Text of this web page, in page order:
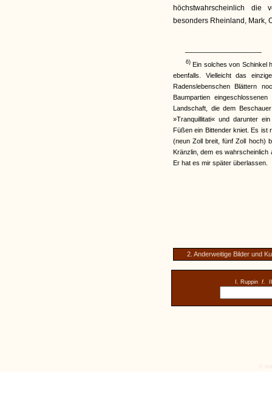
höchstwahrscheinlich die
besonders Rheinland, Mark,
6) Ein solches von Schinkel
ebenfalls. Vielleicht das
Radenslebenschen Blättern
Baumpartien
Landschaft, die dem
»Tranquillitati« und darunter
Füßen ein Bittender kniet. Es ist
(neun Zoll breit, fünf Zoll hoch)
Kränzlin, dem es
Er hat es mir später überlassen.
2. Anderweitige Bilder und
I. Ruppin f.